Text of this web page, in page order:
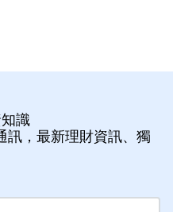
識
，最新理財資訊、獨